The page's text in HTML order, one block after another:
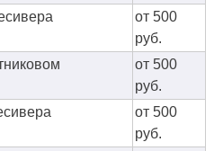
от 500
руб.
от 500
руб.
от 500
руб.